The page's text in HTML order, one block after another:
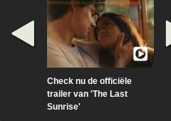
Check nu de officiële
trailer van 'The Last
Sunrise'